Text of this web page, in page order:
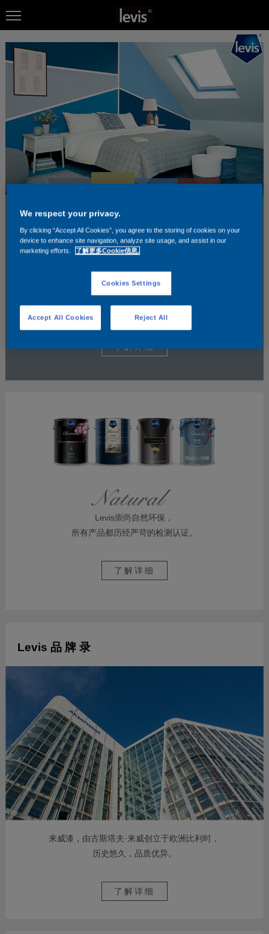
了解详细
Levis崇尚自然环保，
所有产品都历经严苛的检测认证。
了解详细
Levis 品 牌 录
来威漆，由古斯塔夫·来威创立于欧洲比利时，
历史悠久，品质优异。
了解详细
We respect your privacy.
By clicking “Accept All Cookies”, you agree to the storing of cookies on your
device to enhance site navigation, analyze site usage, and assist in our
marketing efforts.
了解更多Cookie信息.
Cookies Settings
Reject All
Accept All Cookies